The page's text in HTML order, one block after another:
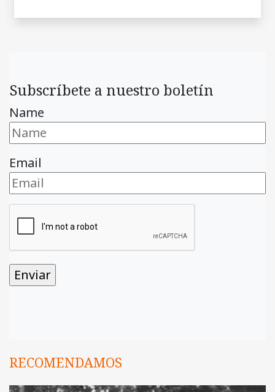
Subscríbete a nuestro boletín
Name
Email
RECOMENDAMOS